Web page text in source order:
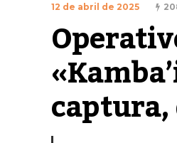
12 de abril de 2025
captura,